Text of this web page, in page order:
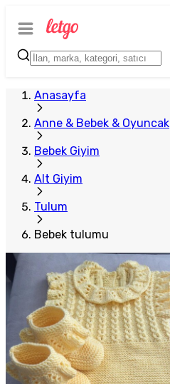
Anasayfa
Anne & Bebek & Oyuncak
Bebek Giyim
Alt Giyim
Tulum
Bebek tulumu